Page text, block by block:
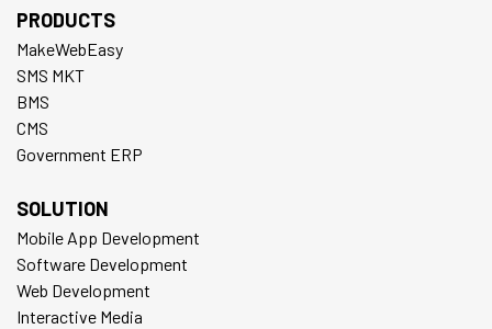
PRODUCTS
MakeWebEasy
SMS MKT
BMS
CMS
Government ERP
SOLUTION
Mobile App Development
Software Development
Web Development
Interactive Media